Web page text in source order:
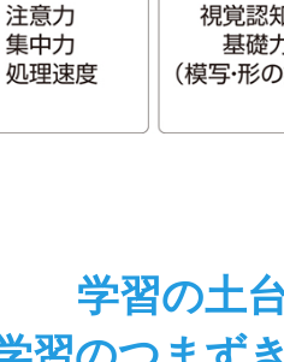
学習の土